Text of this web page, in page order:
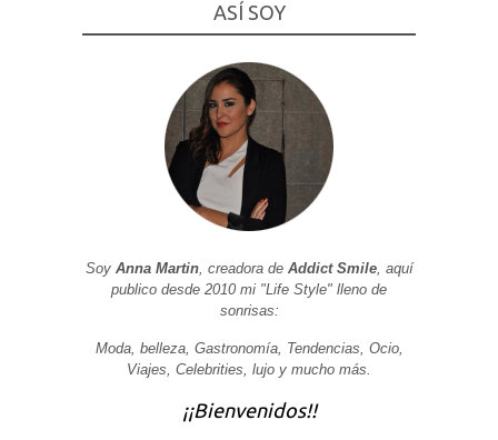
ASÍ SOY
Soy Anna Martin, creadora de Addict Smile, aquí
publico desde 2010 mi "Life Style" lleno de
sonrisas:
Moda, belleza, Gastronomía, Tendencias, Ocio,
Viajes, Celebrities, lujo y mucho más.
¡¡Bienvenidos!!
nuestra web